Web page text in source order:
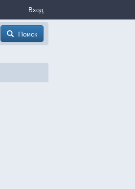
Вход
Поиск